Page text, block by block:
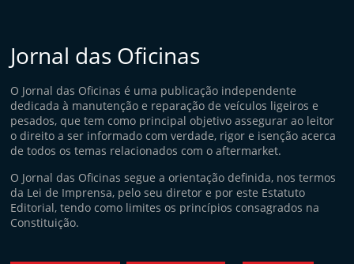
Jornal das Oficinas
O Jornal das Oficinas é uma publicação independente
dedicada à manutenção e reparação de veículos ligeiros e
pesados, que tem como principal objetivo assegurar ao leitor
o direito a ser informado com verdade, rigor e isenção acerca
de todos os temas relacionados com o aftermarket.
O Jornal das Oficinas segue a orientação definida, nos termos
da Lei de Imprensa, pelo seu diretor e por este Estatuto
Editorial, tendo como limites os princípios consagrados na
Constituição.